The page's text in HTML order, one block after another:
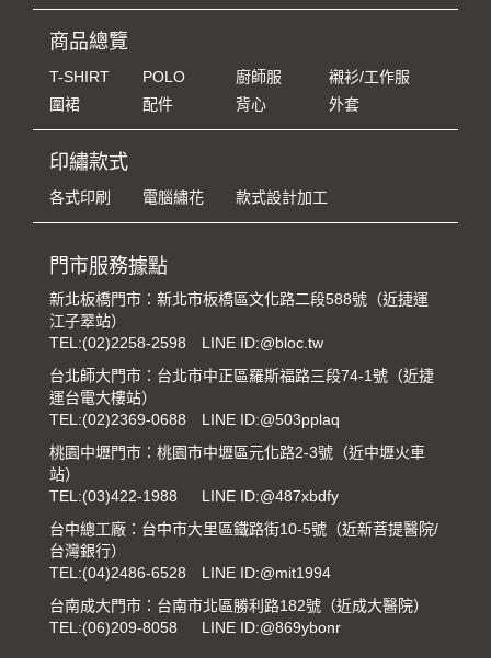
商品總覽
T-SHIRT POLO 廚師服
襯衫/工作服
圍裙
配件 背心 外套
印繡款式
各式印刷 電腦繡花 款式設計加工
門市服務據點
新北板橋門市：新北市板橋區文化路二段588號（近捷運
江子翠站）
TEL:(02)2258-2598
LINE ID:@bloc.tw
台北師大門市：台北市中正區羅斯福路三段74-1號（近捷
運台電大樓站）
TEL:(02)2369-0688
LINE ID:@503pplaq
桃園中壢門市：桃園市中壢區元化路2-3號（近中壢火車
站）
TEL:(03)422-1988
LINE ID:@487xbdfy
台中總工廠：台中市大里區鐵路街10-5號（近新菩提醫院/
台灣銀行）
TEL:(04)2486-6528
LINE ID:@mit1994
台南成大門市：台南市北區勝利路182號（近成大醫院）
TEL:(06)209-8058 LINE ID:@869ybonr